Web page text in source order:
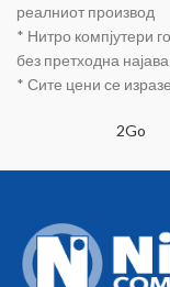
реалниот производ
* Нитро компјутери
без претходна
* Сите цени се
2Go